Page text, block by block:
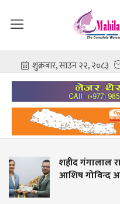
गंगालाल राष्ट्रिय हृदय केन्द्रको
गोविन्द अमात्य